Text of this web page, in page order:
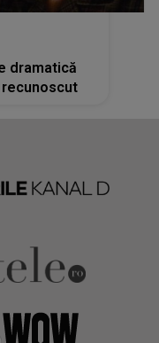
dramatică
recunoscut